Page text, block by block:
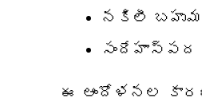
నకిలీ
ఈ ఆందోళనల